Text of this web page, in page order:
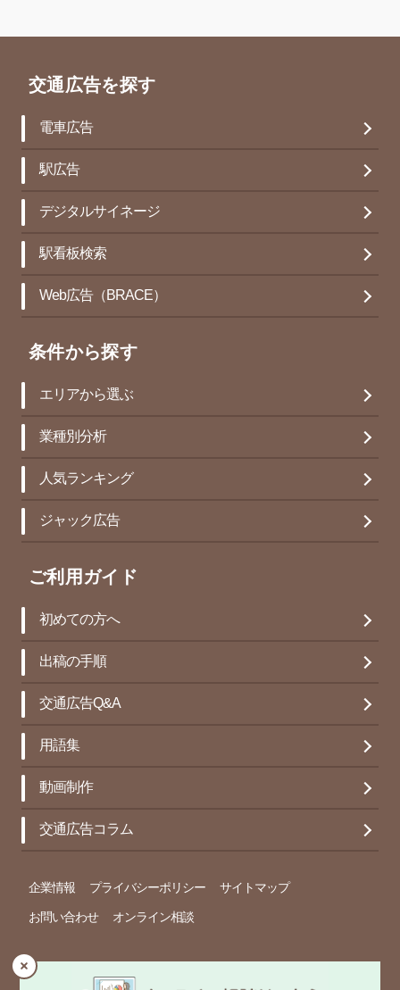
交通広告を探す
電車広告
駅広告
デジタルサイネージ
駅看板検索
Web広告（BRACE）
条件から探す
エリアから選ぶ
業種別分析
人気ランキング
ジャック広告
ご利用ガイド
初めての方へ
出稿の手順
交通広告Q&A
用語集
動画制作
交通広告コラム
企業情報 プライバシーポリシー サイトマップ
お問い合わせ オンライン相談